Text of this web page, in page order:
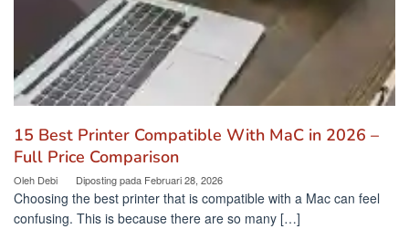
15 Best Printer Compatible With MaC in 2026 –
Full Price Comparison
Oleh Debi Diposting pada Februari 28, 2026
Choosing the best printer that is compatible with a Mac can feel
confusing. This is because there are so many […]